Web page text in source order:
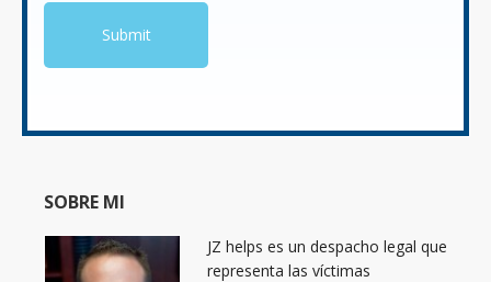
SOBRE MI
JZ helps es un despacho legal que
representa las víctimas